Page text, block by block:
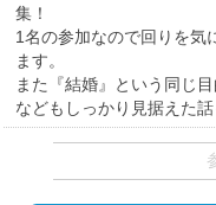
集！
1名の参加なので回りを気
ます。
また『結婚』という同じ
などもしっかり見据えた話